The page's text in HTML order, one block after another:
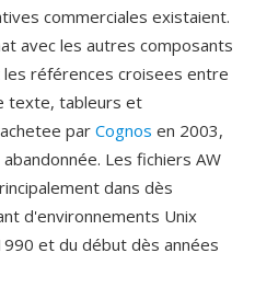
commerciales existaient.
avec les autres composants
références croisees entre
texte, tableurs et
par Cognos en 2003,
Les fichiers AW
dans dès
d'environnements Unix
et du début dès années